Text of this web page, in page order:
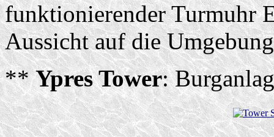
funktionierender Turmuhr
Aussicht auf die Umgebung
**Ypres Tower: